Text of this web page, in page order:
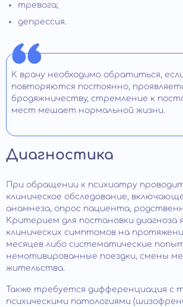
тревога;
депрессия.
К врачу необходимо обратиться,
повторяются постоянно,
бродяжничеству, стремление к
мест мешает нормальной жизни.
Диагностика
При обращении к психиатру
клиническое обследование,
анамнеза, опрос пациента,
Критерием для постановки диагноза
клинических симптомов на
месяцев либо систематические
немотивированные поездки, смены
жительства.
Также требуется дифференциация с
психическими патологиями